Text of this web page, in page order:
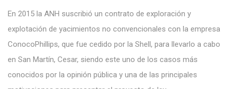
En 2015 la ANH suscribió un contrato de exploración y
explotación de yacimientos no convencionales con la empresa
ConocoPhillips, que fue cedido por la Shell, para llevarlo a cabo
en San Martín, Cesar, siendo este uno de los casos más
conocidos por la opinión pública y una de las principales